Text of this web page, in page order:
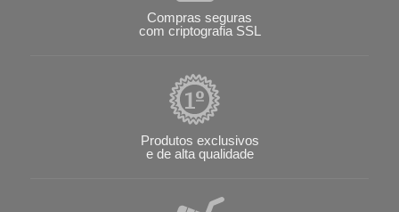
Compras seguras
com criptografia SSL
Produtos exclusivos
e de alta qualidade